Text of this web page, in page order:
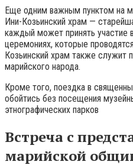
Еще одним важным пунктом на
Ини-Козьинский храм —
каждый может принять участие
церемониях, которые
Козьинский храм также служит
марийского народа.
Кроме того, поездка в
обойтись без посещения
этнографических парков
Встреча с
марийской